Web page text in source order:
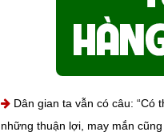
Dân gian ta vẫn có câu: “Có
những thuận lợi, may mắn